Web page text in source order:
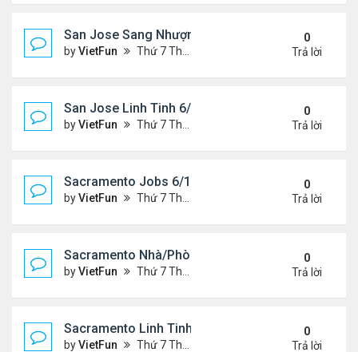
San Jose Sang Nhượng 6/11/21-6/18/21
byVietFun Thứ 7 Tháng 6 12, 2021 10:25 am
0
Trả lời
San Jose Linh Tinh 6/11/21 - 6/18/21
byVietFun Thứ 7 Tháng 6 12, 2021 10:24 am
0
Trả lời
Sacramento Jobs 6/11/21- 6/18/21
byVietFun Thứ 7 Tháng 6 12, 2021 10:19 am
0
Trả lời
Sacramento Nhà/Phòng 6/11/21- 6/18/21
byVietFun Thứ 7 Tháng 6 12, 2021 10:17 am
0
Trả lời
Sacramento Linh Tinh 6/11/21- 6/18/21
byVietFun Thứ 7 Tháng 6 12, 2021 10:15 am
0
Trả lời